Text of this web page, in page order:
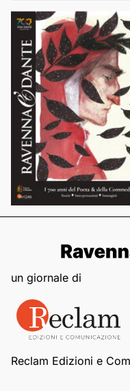
un giornale di
Reclam Edizioni e